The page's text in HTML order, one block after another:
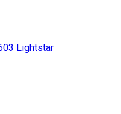
Lightstar